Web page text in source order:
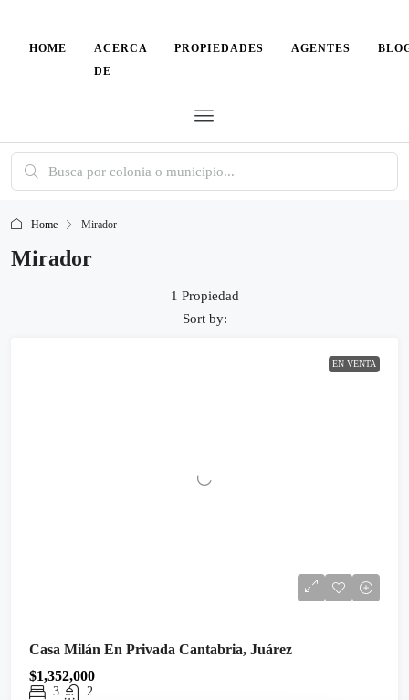
HOME
ACERCA
DE
PROPIEDADES AGENTES
Home Mirador
Mirador
1 Propiedad
Sort by:
EN VENTA
Casa Milán En Privada Cantabria, Juárez
$1,352,000
3 2